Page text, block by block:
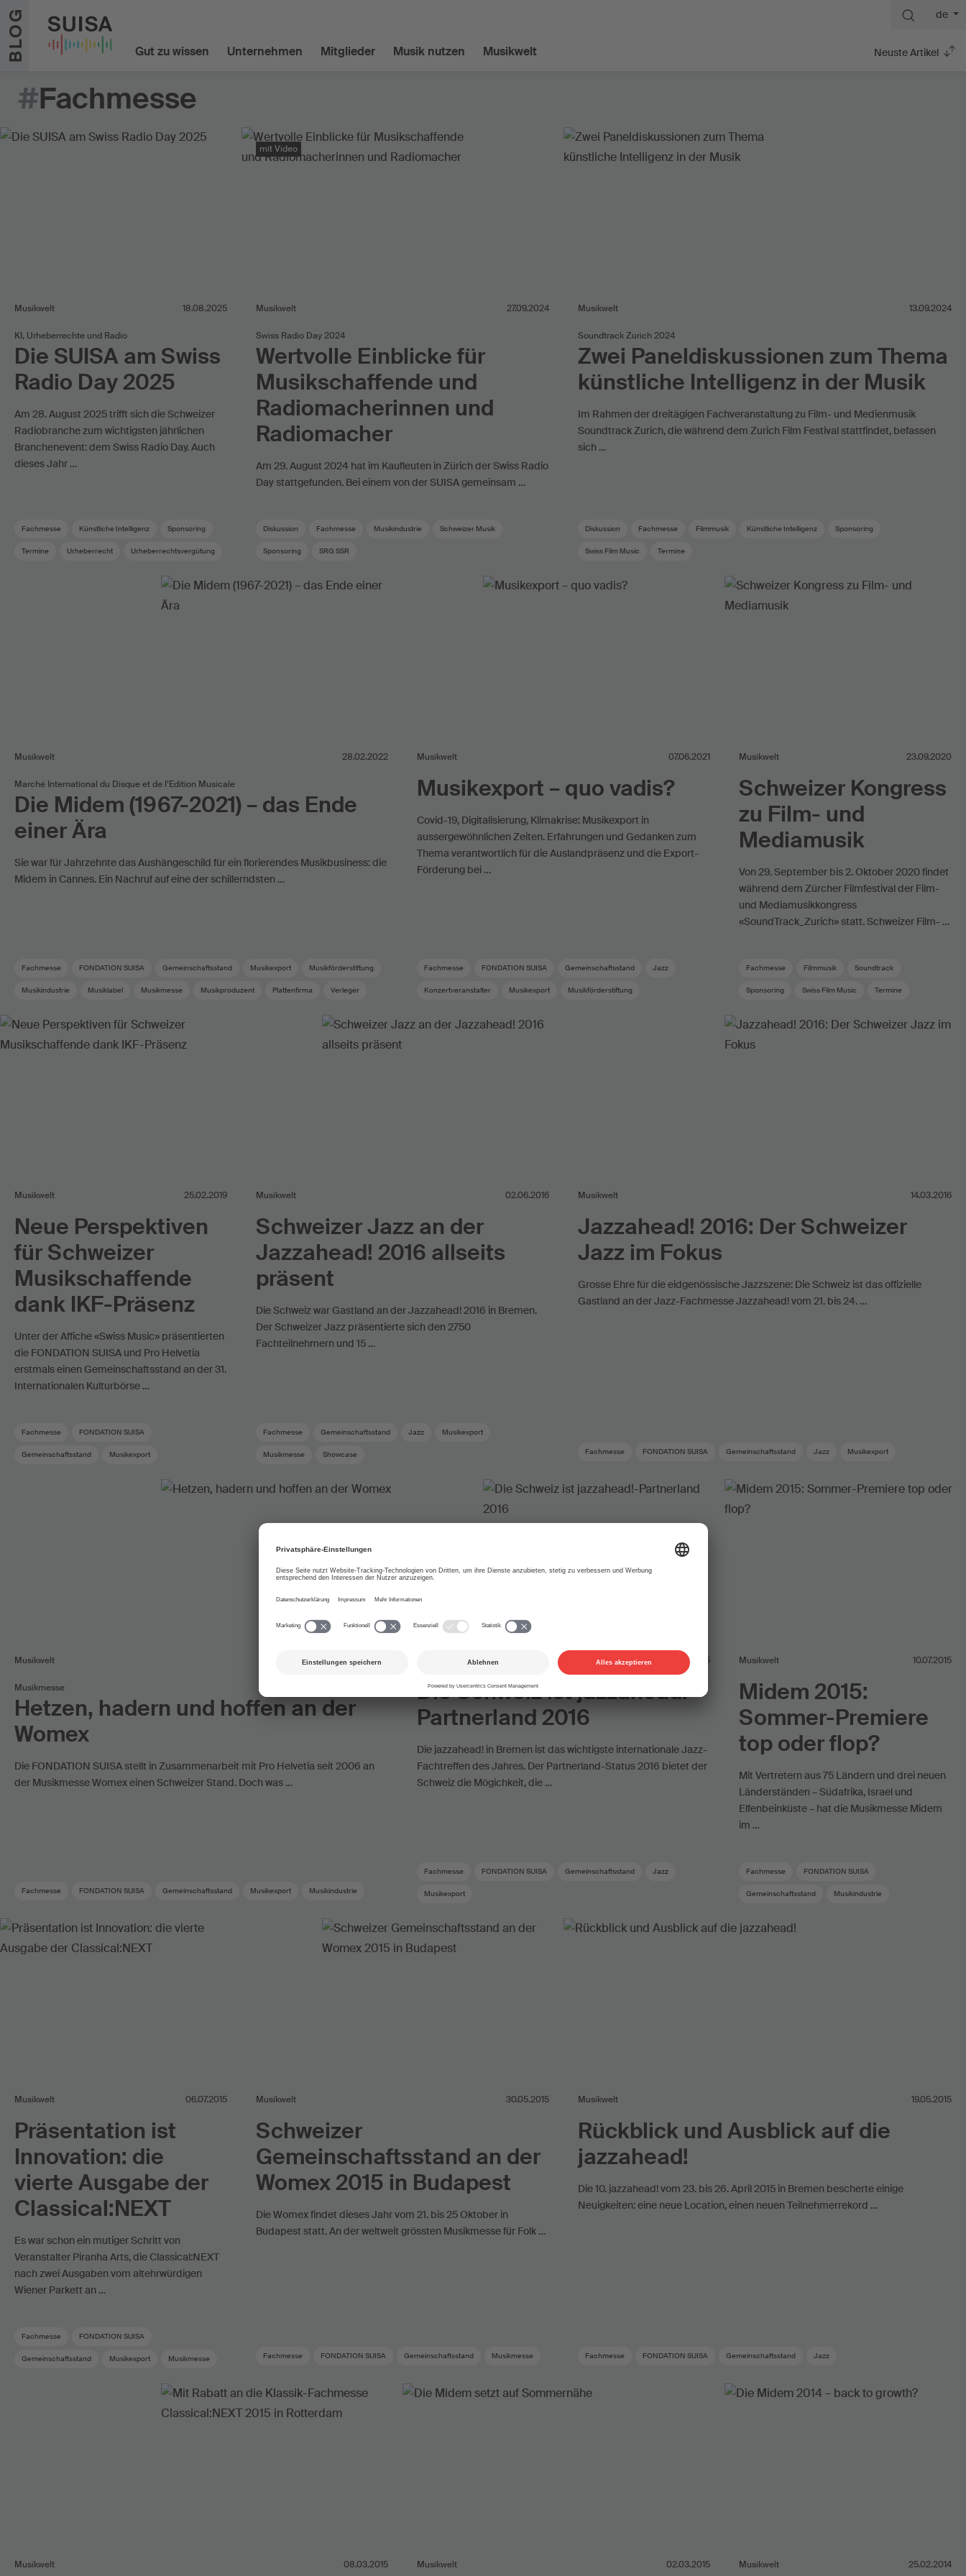
Zum Inhalt springen
BLOG Gut zu wissen Unternehmen Mitglieder Musik nutzen Musikwelt
de
Neuste Artikel
#Fachmesse
Musikwelt 18.08.2025
KI, Urheberrechte und Radio
Die SUISA am Swiss
Radio Day 2025
Am 28. August 2025 trifft sich die Schweizer
Radiobranche zum wichtigsten jährlichen
Branchenevent: dem Swiss Radio Day. Auch
dieses Jahr …
Fachmesse Künstliche Intelligenz Sponsoring
Termine Urheberrecht Urheberrechtsvergütung
mit Video
Musikwelt 27.09.2024
Swiss Radio Day 2024
Wertvolle Einblicke für
Musikschaffende und
Radiomacherinnen und
Radiomacher
Am 29. August 2024 hat im Kaufleuten in Zürich der Swiss Radio
Day stattgefunden. Bei einem von der SUISA gemeinsam …
Diskussion Fachmesse Musikindustrie Schweizer Musik
Sponsoring SRG SSR
Musikwelt 13.09.2024
Soundtrack Zurich 2024
Zwei Paneldiskussionen zum Thema
künstliche Intelligenz in der Musik
Im Rahmen der dreitägigen Fachveranstaltung zu Film- und Medienmusik
Soundtrack Zurich, die während dem Zurich Film Festival stattfindet, befassen
sich …
Diskussion Fachmesse Filmmusik Künstliche Intelligenz Sponsoring
Swiss Film Music Termine
Musikwelt 28.02.2022
Marché International du Disque et de l’Edition Musicale
Die Midem (1967-2021) – das Ende
einer Ära
Sie war für Jahrzehnte das Aushängeschild für ein florierendes Musikbusiness: die
Midem in Cannes. Ein Nachruf auf eine der schillerndsten …
Fachmesse FONDATION SUISA Gemeinschaftsstand Musikexport Musikförderstiftung
Musikindustrie Musiklabel Musikmesse Musikproduzent Plattenfirma Verleger
Musikwelt 07.06.2021
Musikexport – quo vadis?
Covid-19, Digitalisierung, Klimakrise: Musikexport in
aussergewöhnlichen Zeiten. Erfahrungen und Gedanken zum
Thema verantwortlich für die Auslandpräsenz und die Export-
Förderung bei …
Fachmesse FONDATION SUISA Gemeinschaftsstand Jazz
Konzertveranstalter Musikexport Musikförderstiftung
Musikwelt 23.09.2020
Schweizer Kongress
zu Film- und
Mediamusik
Von 29. September bis 2. Oktober 2020 findet
während dem Zürcher Filmfestival der Film-
und Mediamusikkongress
«SoundTrack_Zurich» statt. Schweizer Film- …
Fachmesse Filmmusik Soundtrack
Sponsoring Swiss Film Music Termine
Musikwelt 25.02.2019
Neue Perspektiven
für Schweizer
Musikschaffende
dank IKF-Präsenz
Unter der Affiche «Swiss Music» präsentierten
die FONDATION SUISA und Pro Helvetia
erstmals einen Gemeinschaftsstand an der 31.
Internationalen Kulturbörse …
Fachmesse FONDATION SUISA
Gemeinschaftsstand Musikexport
Musikwelt 02.06.2016
Schweizer Jazz an der
Jazzahead! 2016 allseits
präsent
Die Schweiz war Gastland an der Jazzahead! 2016 in Bremen.
Der Schweizer Jazz präsentierte sich den 2750
Fachteilnehmern und 15 …
Fachmesse Gemeinschaftsstand Jazz Musikexport
Musikmesse Showcase
Musikwelt 14.03.2016
Jazzahead! 2016: Der Schweizer
Jazz im Fokus
Grosse Ehre für die eidgenössische Jazzszene: Die Schweiz ist das offizielle
Gastland an der Jazz-Fachmesse Jazzahead! vom 21. bis 24. …
Fachmesse FONDATION SUISA Gemeinschaftsstand Jazz Musikexport
Musikwelt 26.11.2015
Musikmesse
Hetzen, hadern und hoffen an der
Womex
Die FONDATION SUISA stellt in Zusammenarbeit mit Pro Helvetia seit 2006 an
der Musikmesse Womex einen Schweizer Stand. Doch was …
Fachmesse FONDATION SUISA Gemeinschaftsstand Musikexport Musikindustrie
27.08.2015
Die Schweiz ist jazzahead!-
Partnerland 2016
Die jazzahead! in Bremen ist das wichtigste internationale Jazz-
Fachtreffen des Jahres. Der Partnerland-Status 2016 bietet der
Schweiz die Mögichkeit, die …
Fachmesse FONDATION SUISA Gemeinschaftsstand Jazz
Musikexport
Musikwelt 10.07.2015
Midem 2015:
Sommer-Premiere
top oder flop?
Mit Vertretern aus 75 Ländern und drei neuen
Länderständen – Südafrika, Israel und
Elfenbeinküste – hat die Musikmesse Midem
im …
Fachmesse FONDATION SUISA
Gemeinschaftsstand Musikindustrie
Musikwelt 06.07.2015
Präsentation ist
Innovation: die
vierte Ausgabe der
Classical:NEXT
Es war schon ein mutiger Schritt von
Veranstalter Piranha Arts, die Classical:NEXT
nach zwei Ausgaben vom altehrwürdigen
Wiener Parkett an …
Fachmesse FONDATION SUISA
Gemeinschaftsstand Musikexport Musikmesse
Musikwelt 30.05.2015
Schweizer
Gemeinschaftsstand an der
Womex 2015 in Budapest
Die Womex findet dieses Jahr vom 21. bis 25 Oktober in
Budapest statt. An der weltweit grössten Musikmesse für Folk …
Fachmesse FONDATION SUISA Gemeinschaftsstand Musikmesse
Musikwelt 19.05.2015
Rückblick und Ausblick auf die
jazzahead!
Die 10. jazzahead! vom 23. bis 26. April 2015 in Bremen bescherte einige
Neuigkeiten: eine neue Location, einen neuen Teilnehmerrekord …
Fachmesse FONDATION SUISA Gemeinschaftsstand Jazz
Musikwelt 08.03.2015 Musikwelt 02.03.2015 Musikwelt 25.02.2014